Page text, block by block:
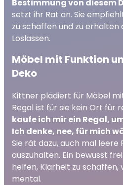
Bestimmung von diesem
setzt ihr Rat an. Sie
zu schaffen und zu erhalten
Loslassen.
Möbel mit Funktion
Deko
Kittner plädiert für Möbel
Regal ist für sie kein Ort für
kaufe ich mir ein Regal,
Ich denke, nee, für mich
Sie rät dazu, auch mal leere
auszuhalten. Ein bewusst
helfen, Klarheit zu schaffen,
mental.